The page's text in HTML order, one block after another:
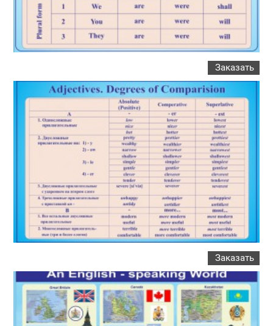
Заказать
Заказать